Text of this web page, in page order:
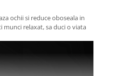
ochii si reduce oboseala in
relaxat, sa duci o viata